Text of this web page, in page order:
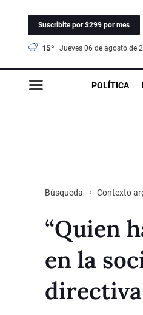
Suscribite por $299 por mes
15° jueves 06 de agosto de
POLÍTICA
Búsqueda Contexto
“Quien
en la